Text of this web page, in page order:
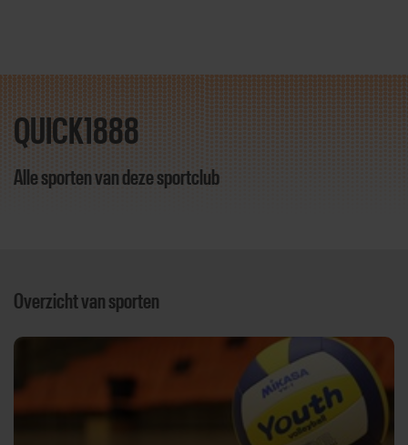
QUICK1888
Alle sporten van deze sportclub
Overzicht van sporten